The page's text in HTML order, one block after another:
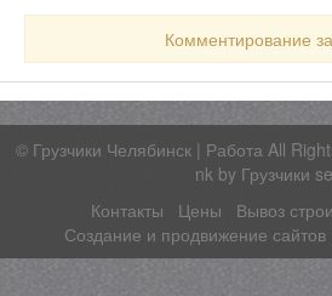
Комментирование
© Грузчики Челябинск | РаботаAll
nk by Грузчики
Контакты
Цены
Вывоз
Создание и продвижение сайтов